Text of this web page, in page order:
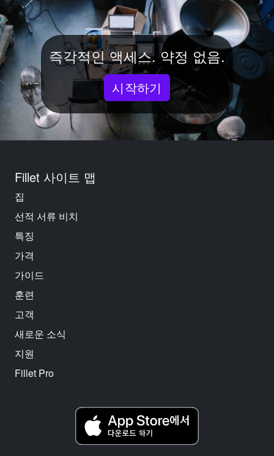
즉각적인 액세스. 약정 없음.
시작하기
Fillet 사이트 맵
집
선적 서류 비치
특징
가격
가이드
훈련
고객
새로운 소식
지원
Fillet Pro